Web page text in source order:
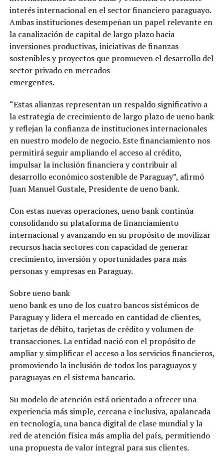
interés internacional en el sector financiero paraguayo.
Ambas instituciones desempeñan un papel relevante en
la canalización de capital de largo plazo hacia
inversiones productivas, iniciativas de finanzas
sostenibles y proyectos que promueven el desarrollo del
sector privado en mercados
emergentes.
“Estas alianzas representan un respaldo significativo a
la estrategia de crecimiento de largo plazo de ueno bank
y reflejan la confianza de instituciones internacionales
en nuestro modelo de negocio. Este financiamiento nos
permitirá seguir ampliando el acceso al crédito,
impulsar la inclusión financiera y contribuir al
desarrollo económico sostenible de Paraguay”, afirmó
Juan Manuel Gustale, Presidente de ueno bank.
Con estas nuevas operaciones, ueno bank continúa
consolidando su plataforma de financiamiento
internacional y avanzando en su propósito de movilizar
recursos hacia sectores con capacidad de generar
crecimiento, inversión y oportunidades para más
personas y empresas en Paraguay.
Sobre ueno bank
ueno bank es uno de los cuatro bancos sistémicos de
Paraguay y lidera el mercado en cantidad de clientes,
tarjetas de débito, tarjetas de crédito y volumen de
transacciones. La entidad nació con el propósito de
ampliar y simplificar el acceso a los servicios financieros,
promoviendo la inclusión de todos los paraguayos y
paraguayas en el sistema bancario.
Su modelo de atención está orientado a ofrecer una
experiencia más simple, cercana e inclusiva, apalancada
en tecnología, una banca digital de clase mundial y la
red de atención física más amplia del país, permitiendo
una propuesta de valor integral para sus clientes.